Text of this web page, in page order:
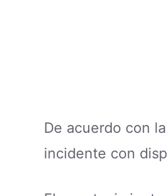
De acuerdo con
incidente con